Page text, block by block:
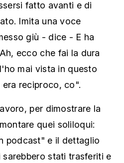
fatto avanti e di
Imita una voce
giù - dice - E ha
ecco che fai la dura
mai vista in questo
reciproco, co".
per dimostrare la
quei soliloqui:
podcast" e il dettaglio
stati trasferiti e